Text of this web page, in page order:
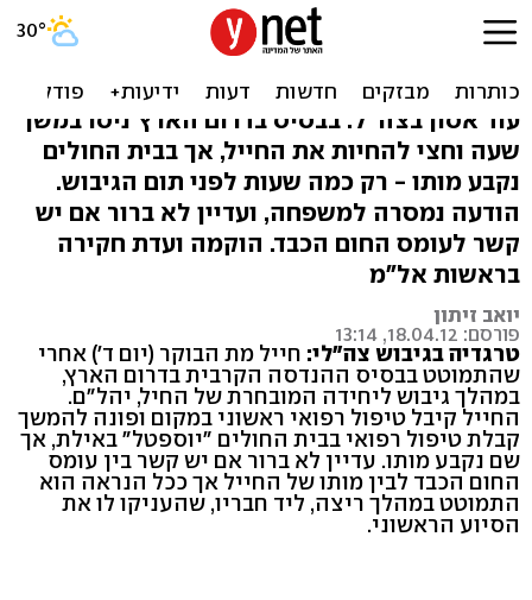
חייל הנדסה קרבית התמוטט
ומת בגיבוש בדרום
עוד אסון בצה"ל: בבסיס בדרום הארץ ניסו במשך
שעה וחצי להחיות את החייל, אך בבית החולים
נקבע מותו - רק כמה שעות לפני תום הגיבוש.
הודעה נמסרה למשפחה, ועדיין לא ברור אם יש
קשר לעומס החום הכבד. הוקמה ועדת חקירה
בראשות אל"מ
יואב זיתון
פורסם: 18.04.12, 13:14
טרגדיה בגיבוש צה"לי: חייל מת הבוקר (יום ד') אחרי
שהתמוטט בבסיס ההנדסה הקרבית בדרום הארץ,
במהלך גיבוש ליחידה המובחרת של החיל, יהל"ם.
החייל קיבל טיפול רפואי ראשוני במקום ופונה להמשך
קבלת טיפול רפואי בבית החולים "יוספטל" באילת, אך
שם נקבע מותו. עדיין לא ברור אם יש קשר בין עומס
החום הכבד לבין מותו של החייל אך ככל הנראה הוא
התמוטט במהלך ריצה, ליד חבריו, שהעניקו לו את
הסיוע הראשוני.